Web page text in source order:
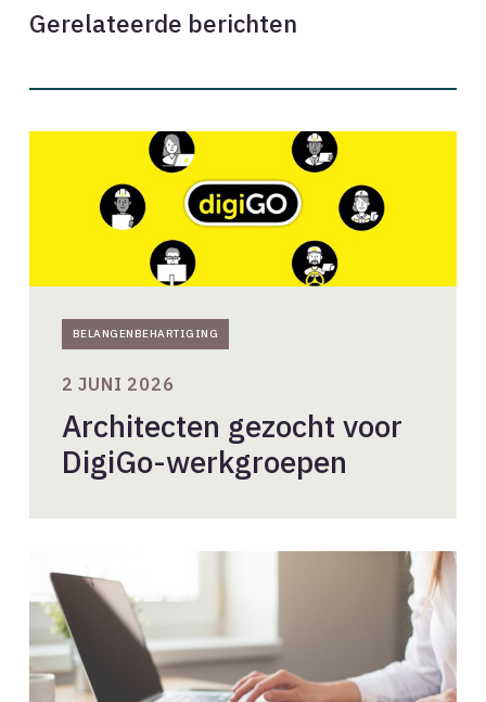
Gerelateerde berichten
BELANGENBEHARTIGING
werkgroepen
Architecten gezocht voor
DigiGo-werkgroepen
2 JUNI 2026
Handreiking
Gezonde
Architectenselecties
2026